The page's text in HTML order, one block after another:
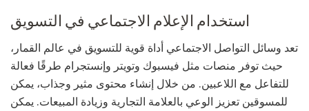
استخدام الإعلام الاجتماعي في التسويق
تعد وسائل التواصل الاجتماعي أداة قوية للتسويق في عالم القمار،
حيث توفر منصات مثل فيسبوك وتويتر وإنستجرام طرقًا فعالة
للتفاعل مع اللاعبين. من خلال إنشاء محتوى مثير وجذاب، يمكن
للمسوقين تعزيز الوعي بالعلامة التجارية وزيادة المبيعات. يمكن